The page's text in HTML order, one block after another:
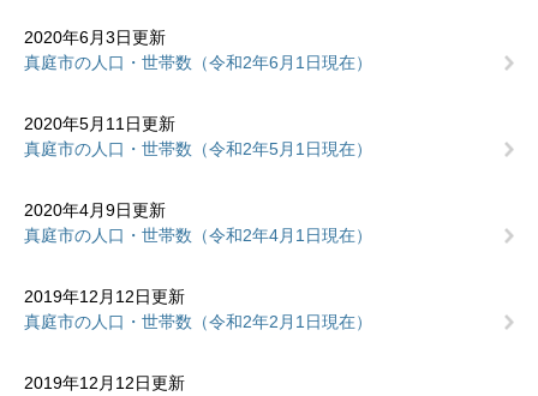
2020年6月3日更新
真庭市の人口・世帯数（令和2年6月1日現在）
2020年5月11日更新
真庭市の人口・世帯数（令和2年5月1日現在）
2020年4月9日更新
真庭市の人口・世帯数（令和2年4月1日現在）
2019年12月12日更新
真庭市の人口・世帯数（令和2年2月1日現在）
2019年12月12日更新